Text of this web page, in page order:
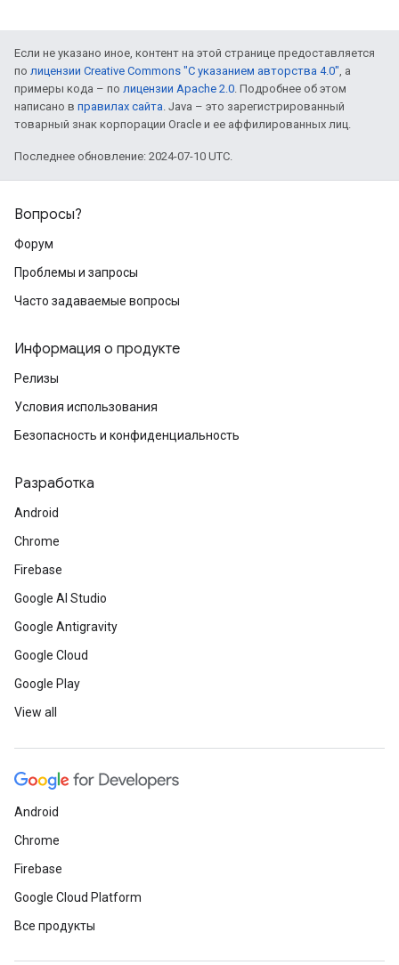
Если не указано иное, контент на этой странице предоставляется
по лицензии Creative Commons "С указанием авторства 4.0" , а
примеры кода – по лицензии Apache 2.0 . Подробнее об этом
написано в правилах сайта . Java – это зарегистрированный
товарный знак корпорации Oracle и ее аффилированных лиц.
Последнее обновление: 2024-07-10 UTC.
Вопросы?
Форум
Проблемы и запросы
Часто задаваемые вопросы
Информация о продукте
Релизы
Условия использования
Безопасность и конфиденциальность
Разработка
Android
Chrome
Firebase
Google AI Studio
Google Antigravity
Google Cloud
Google Play
View all
Android
Chrome
Firebase
Google Cloud Platform
Все продукты